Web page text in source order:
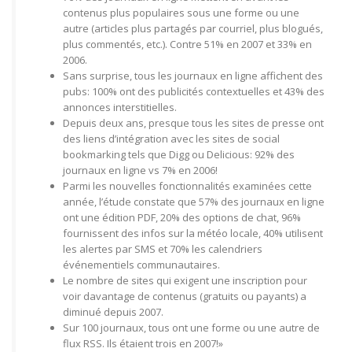
contenus plus populaires sous une forme ou une
autre (articles plus partagés par courriel, plus blogués,
plus commentés, etc.). Contre 51% en 2007 et 33% en
2006.
Sans surprise, tous les journaux en ligne affichent des
pubs: 100% ont des publicités contextuelles et 43% des
annonces interstitielles.
Depuis deux ans, presque tous les sites de presse ont
des liens d’intégration avec les sites de social
bookmarking tels que Digg ou Delicious: 92% des
journaux en ligne vs 7% en 2006!
Parmi les nouvelles fonctionnalités examinées cette
année, l’étude constate que 57% des journaux en ligne
ont une édition PDF, 20% des options de chat, 96%
fournissent des infos sur la météo locale, 40% utilisent
les alertes par SMS et 70% les calendriers
événementiels communautaires.
Le nombre de sites qui exigent une inscription pour
voir davantage de contenus (gratuits ou payants) a
diminué depuis 2007.
Sur 100 journaux, tous ont une forme ou une autre de
flux RSS. Ils étaient trois en 2007!»